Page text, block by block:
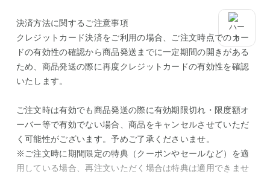
決済方法に関するご注意事項
クレジットカード決済をご利用の場合、ご注文時点でのカー
ドの有効性の確認から商品発送までに一定期間の開きがある
ため、商品発送の際に再度クレジットカードの有効性を確認
いたします。
ご注文時は有効でも商品発送の際に有効期限切れ・限度額オ
ーバー等で有効でない場合、商品をキャンセルさせていただ
く可能性がございます。予めご了承くださいませ。
※ご注文時に期間限定の特典（クーポンやセールなど）を適
用している場合、再注文いただく場合は特典は適用できませ